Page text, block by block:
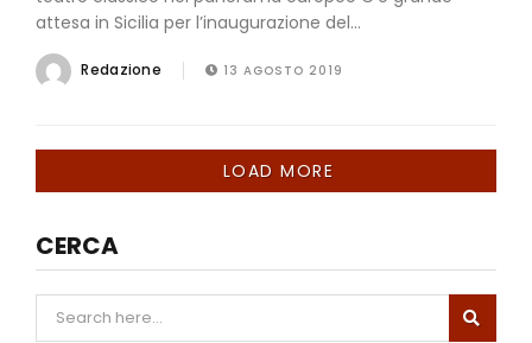
attesa in Sicilia per l’inaugurazione del...
Redazione 13 AGOSTO 2019
LOAD MORE
CERCA